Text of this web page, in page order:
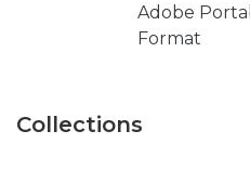
Adobe
Format
Collections